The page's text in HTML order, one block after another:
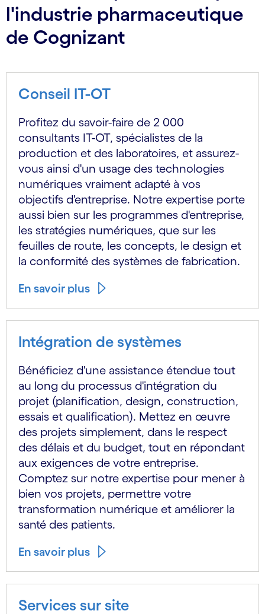
l'industrie pharmaceutique
de Cognizant
Conseil IT-OT
Profitez du savoir-faire de 2 000
consultants IT-OT, spécialistes de la
production et des laboratoires, et assurez-
vous ainsi d'un usage des technologies
numériques vraiment adapté à vos
objectifs d'entreprise. Notre expertise porte
aussi bien sur les programmes d'entreprise,
les stratégies numériques, que sur les
feuilles de route, les concepts, le design et
la conformité des systèmes de fabrication.
En savoir plus
Intégration de systèmes
Bénéficiez d'une assistance étendue tout
au long du processus d'intégration du
projet (planification, design, construction,
essais et qualification). Mettez en œuvre
des projets simplement, dans le respect
des délais et du budget, tout en répondant
aux exigences de votre entreprise.
Comptez sur notre expertise pour mener à
bien vos projets, permettre votre
transformation numérique et améliorer la
santé des patients.
En savoir plus
Services sur site